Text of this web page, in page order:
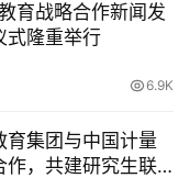
育战略合作新闻发
式隆重举行
6.9K
育集团与中国计量
作，共建研究生联